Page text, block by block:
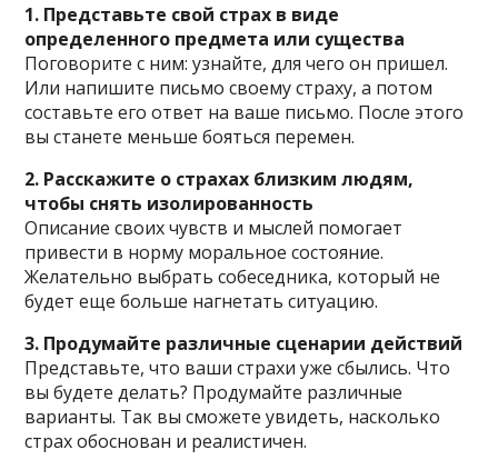
1. Представьте свой страх в виде
определенного предмета или существа
Поговорите с ним: узнайте, для чего он пришел.
Или напишите письмо своему страху, а потом
составьте его ответ на ваше письмо. После этого
вы станете меньше бояться перемен.
2. Расскажите о страхах близким людям,
чтобы снять изолированность
Описание своих чувств и мыслей помогает
привести в норму моральное состояние.
Желательно выбрать собеседника, который не
будет еще больше нагнетать ситуацию.
3. Продумайте различные сценарии действий
Представьте, что ваши страхи уже сбылись. Что
вы будете делать? Продумайте различные
варианты. Так вы сможете увидеть, насколько
страх обоснован и реалистичен.